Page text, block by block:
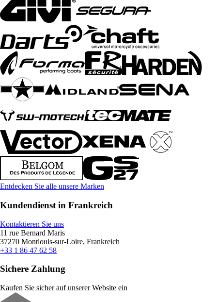
Entdecken Sie alle unsere Marken
Kundendienst in Frankreich
Kontaktieren Sie uns
11 rue Bernard Maris
37270 Montlouis-sur-Loire, Frankreich
+33 1 86 47 62 58
Sichere Zahlung
Kaufen Sie sicher auf unserer Website ein